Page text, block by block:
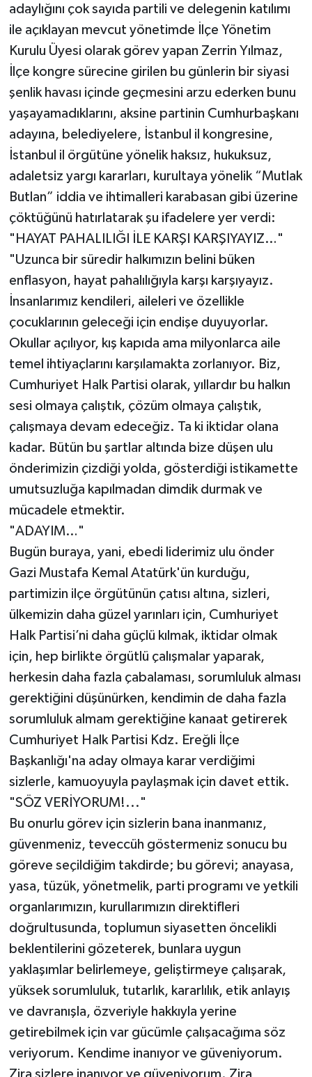
adaylığını çok sayıda partili ve delegenin katılımı
ile açıklayan mevcut yönetimde İlçe Yönetim
Kurulu Üyesi olarak görev yapan Zerrin Yılmaz,
İlçe kongre sürecine girilen bu günlerin bir siyasi
şenlik havası içinde geçmesini arzu ederken bunu
yaşayamadıklarını, aksine partinin Cumhurbaşkanı
adayına, belediyelere, İstanbul il kongresine,
İstanbul il örgütüne yönelik haksız, hukuksuz,
adaletsiz yargı kararları, kurultaya yönelik “Mutlak
Butlan” iddia ve ihtimalleri karabasan gibi üzerine
çöktüğünü hatırlatarak şu ifadelere yer verdi:
"HAYAT PAHALILIĞI İLE KARŞI KARŞIYAYIZ…"
"Uzunca bir süredir halkımızın belini büken
enflasyon, hayat pahalılığıyla karşı karşıyayız.
İnsanlarımız kendileri, aileleri ve özellikle
çocuklarının geleceği için endişe duyuyorlar.
Okullar açılıyor, kış kapıda ama milyonlarca aile
temel ihtiyaçlarını karşılamakta zorlanıyor. Biz,
Cumhuriyet Halk Partisi olarak, yıllardır bu halkın
sesi olmaya çalıştık, çözüm olmaya çalıştık,
çalışmaya devam edeceğiz. Ta ki iktidar olana
kadar. Bütün bu şartlar altında bize düşen ulu
önderimizin çizdiği yolda, gösterdiği istikamette
umutsuzluğa kapılmadan dimdik durmak ve
mücadele etmektir.
"ADAYIM…"
Bugün buraya, yani, ebedi liderimiz ulu önder
Gazi Mustafa Kemal Atatürk'ün kurduğu,
partimizin ilçe örgütünün çatısı altına, sizleri,
ülkemizin daha güzel yarınları için, Cumhuriyet
Halk Partisi’ni daha güçlü kılmak, iktidar olmak
için, hep birlikte örgütlü çalışmalar yaparak,
herkesin daha fazla çabalaması, sorumluluk alması
gerektiğini düşünürken, kendimin de daha fazla
sorumluluk almam gerektiğine kanaat getirerek
Cumhuriyet Halk Partisi Kdz. Ereğli İlçe
Başkanlığı'na aday olmaya karar verdiğimi
sizlerle, kamuoyuyla paylaşmak için davet ettik.
"SÖZ VERİYORUM!..."
Bu onurlu görev için sizlerin bana inanmanız,
güvenmeniz, teveccüh göstermeniz sonucu bu
göreve seçildiğim takdirde; bu görevi; anayasa,
yasa, tüzük, yönetmelik, parti programı ve yetkili
organlarımızın, kurullarımızın direktifleri
doğrultusunda, toplumun siyasetten öncelikli
beklentilerini gözeterek, bunlara uygun
yaklaşımlar belirlemeye, geliştirmeye çalışarak,
yüksek sorumluluk, tutarlık, kararlılık, etik anlayış
ve davranışla, özveriyle hakkıyla yerine
getirebilmek için var gücümle çalışacağıma söz
veriyorum. Kendime inanıyor ve güveniyorum.
Zira sizlere inanıyor ve güveniyorum. Zira